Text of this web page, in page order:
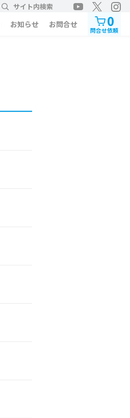
サイト内検索
お知らせ お問合せ 0
問合せ依頼